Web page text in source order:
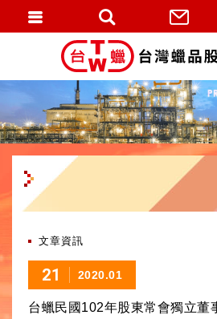
文章資訊
21 2020.01
台蠟民國102年股東常會獨立董
繁體中文
English